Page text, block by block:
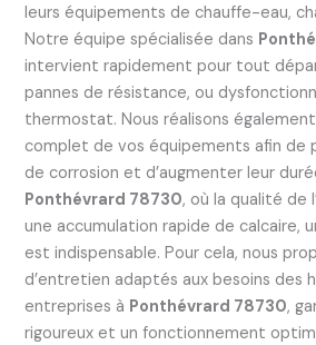
leurs équipements de chauffe-eau,
Notre équipe spécialisée dans
intervient rapidement pour tout
pannes de résistance, ou
thermostat. Nous réalisons
complet de vos équipements afin de
de corrosion et d’augmenter leur
Ponthévrard 78730, où la qualité de
une accumulation rapide de calcaire,
est indispensable. Pour cela, nous
d’entretien adaptés aux besoins des
entreprises à Ponthévrard 78730,
rigoureux et un fonctionnement